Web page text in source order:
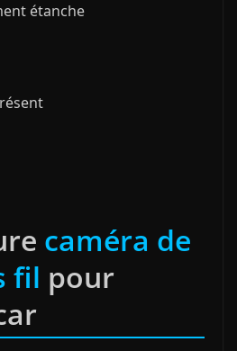
étanche
caméra de
fil pour